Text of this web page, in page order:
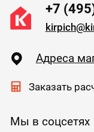
+7
Адреса
Заказать
Мы в соцсетях